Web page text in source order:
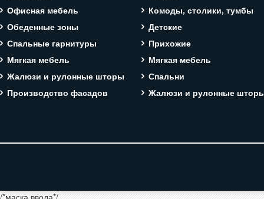
Офисная мебель
Обеденные зоны
Спальные гарнитуры
Мягкая мебель
Жалюзи и рулонные шторы
Производство фасадов
Комоды, столики, тумбы
Детские
Прихожие
Мягкая мебель
Спальни
Жалюзи и рулонные
/*маска ввода*/